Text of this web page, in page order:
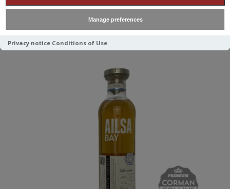
Manage preferences
Privacy notice Conditions of Use